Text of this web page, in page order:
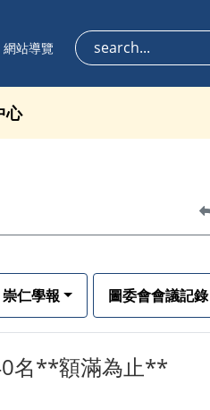
網站導覽
心
崇仁學報 圖委會會議記錄
名**額滿為止**